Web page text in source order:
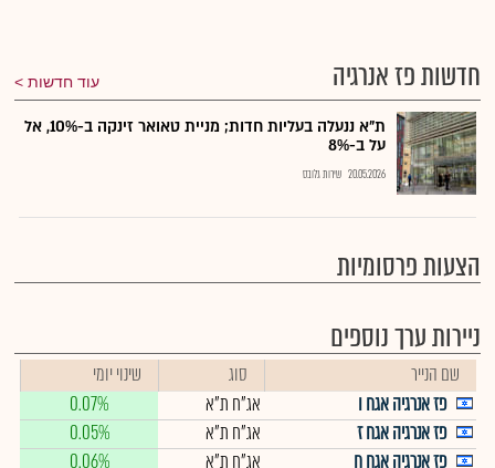
חדשות פז אנרגיה עוד חדשות
ת"א ננעלה בעליות חדות; מניית טאואר זינקה ב-10%, אל
על ב-8%
20.05.2026 שירות גלובס
הצעות פרסומיות
ניירות ערך נוספים
שם הנייר סוג
שינוי יומי
פז אנרגיה אגח ו
אג"ח ת"א
0.07%
פז אנרגיה אגח ז
אג"ח ת"א
0.05%
פז אנרגיה אגח ח
אג"ח ת"א
0.06%